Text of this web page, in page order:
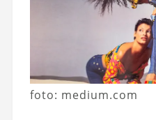
foto: medium.com